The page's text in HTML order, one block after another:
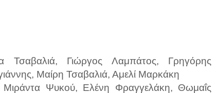
Τσαβαλιά, Γιώργος Λαμπάτος, Γρηγόρης
Μαίρη Τσαβαλιά, Αμελί Μαρκάκη
Ψυκού, Ελένη Φραγγελάκη, Θωμαΐς